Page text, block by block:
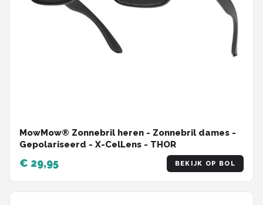
MowMow® Zonnebril heren - Zonnebril dames -
Gepolariseerd - X-CelLens - THOR
€ 29,95 BEKIJK OP BOL